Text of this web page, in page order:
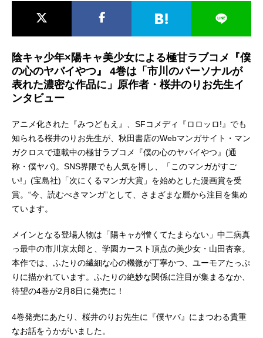
男性声優/女性声優一覧
陰キャ少年×陽キャ美少女による極甘ラブコメ『僕
の心のヤバイやつ』 4巻は「市川のパーソナルが
表れた濃密な作品に」原作者・桜井のりお先生イ
ンタビュー
アニメ化された『みつどもえ』、SFコメディ『ロロッロ!』でも
知られる桜井のりお先生が、秋田書店のWebマンガサイト・マン
ガクロスで連載中の極甘ラブコメ『僕の心のヤバイやつ』(通
称・僕ヤバ)。SNS界隈でも人気を博し、「このマンガがすご
い!」(宝島社)「次にくるマンガ大賞」を始めとした漫画賞を受
賞。“今、読むべきマンガ”として、さまざまな層から注目を集め
ています。
メインとなる登場人物は「陽キャが憎くてたまらない」中二病真
っ最中の市川京太郎と、学園カースト頂点の美少女・山田杏奈。
本作では、ふたりの繊細な心の機微が丁寧かつ、ユーモアたっぷ
りに描かれています。ふたりの絶妙な関係に注目が集まるなか、
待望の4巻が2月8日に発売に！
4巻発売にあたり、桜井のりお先生に『僕ヤバ』にまつわる貴重
なお話をうかがいました。